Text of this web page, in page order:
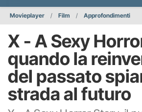
Movieplayer Film Approfondimenti
X - A Sexy
quando la
del passato
strada al futuro